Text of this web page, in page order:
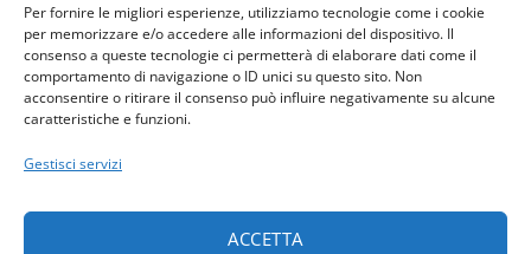
Per fornire le migliori esperienze, utilizziamo tecnologie come i cookie
per memorizzare e/o accedere alle informazioni del dispositivo. Il
consenso a queste tecnologie ci permetterà di elaborare dati come il
comportamento di navigazione o ID unici su questo sito. Non
acconsentire o ritirare il consenso può influire negativamente su alcune
caratteristiche e funzioni.
Gestisci servizi
ACCETTA
Spedizioni & Pagamenti
Condizioni di Vendita
Cookie Policy (UE)
PAGAMENTI